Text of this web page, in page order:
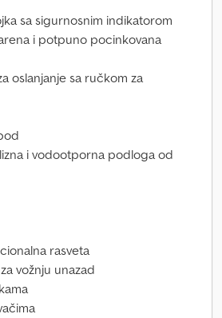
sa sigurnosnim indikatorom
i potpuno pocinkovana
oslanjanje sa ručkom za
i vodootporna podloga od
rasveta
vožnju unazad